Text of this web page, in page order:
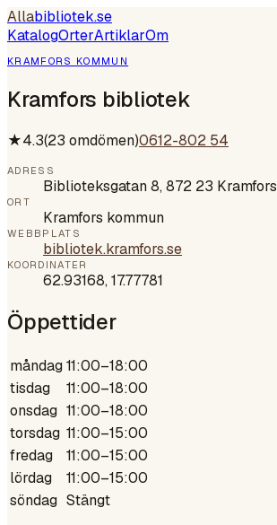
Allabibliotek.se
KatalogOrterArtiklarOm
KRAMFORS KOMMUN
Kramfors bibliotek
★4.3(23 omdömen)0612-802 54
ADRESS
Biblioteksgatan 8, 872 23 Kramfors
ORT
Kramfors kommun
WEBBPLATS
bibliotek.kramfors.se
KOORDINATER
62.93168,17.77781
Öppettider
måndag11:00–18:00
tisdag
11:00–18:00
onsdag 11:00–18:00
torsdag 11:00–15:00
fredag
11:00–15:00
lördag
11:00–15:00
söndag Stängt